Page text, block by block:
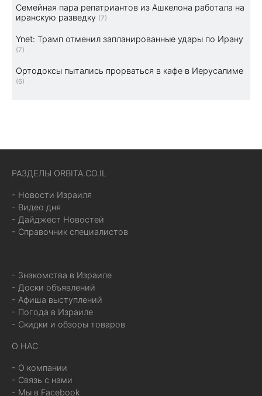
Семейная пара репатриантов из Ашкелона работала на
иранскую разведку (7)
Ynet: Трамп отменил запланированные удары по Ирану
(7)
Ортодоксы пытались прорваться в кафе в Иерусалиме
(6)
РАЗДЕЛЫ ORBITA.CO.IL
- Новости Израиля
- Видео дня
- Дайджест Новостей
- Справочник специалистов
- Знакомства в Израиле
- Доски объявлений
- Афиша выступлений
- Погода в Израиле
- Скидки и обзоры товаров
О НАС
- О компании
- Связь с нами
- Мы в Facebook